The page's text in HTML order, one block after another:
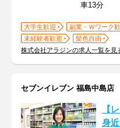
車13分
大学生歓迎 副業・Ｗワーク
未経験者歓迎
髪色自由
株式会社アラジンの求人一覧を見
セブンイレブン 福島中島店
【
身